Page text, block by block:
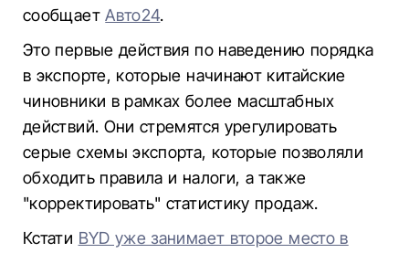
сообщаетАвто24.
Это первые действия по наведению порядка
в экспорте, которые начинают китайские
чиновники в рамках более масштабных
действий. Они стремятся урегулировать
серые схемы экспорта, которые позволяли
обходить правила и налоги, а также
"корректировать" статистику продаж.
Кстати BYD уже занимает второе место в